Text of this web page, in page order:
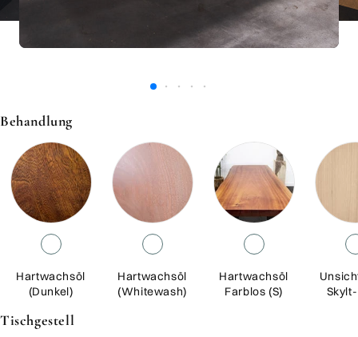
Behandlung
Hartwachsöl
(Dunkel)
Hartwachsöl
(Whitewash)
Hartwachsöl
Farblos (S)
Tischgestell